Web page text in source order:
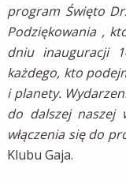
program Święto
Podziękowania ,
dniu inauguracji
każdego, kto
i planety.
do dalszej naszej
włączenia się do
Klubu Gaja.